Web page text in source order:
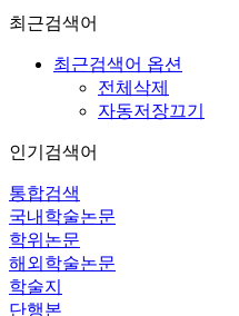
최근검색어
최근검색어 옵션
전체삭제
자동저장끄기
인기검색어
통합검색
국내학술논문
학위논문
해외학술논문
학술지
단행본